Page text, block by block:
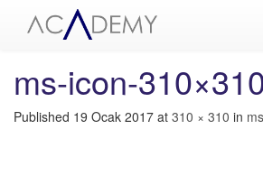
ms-icon-
Published 19 Ocak 2017 at 310 × 310 in